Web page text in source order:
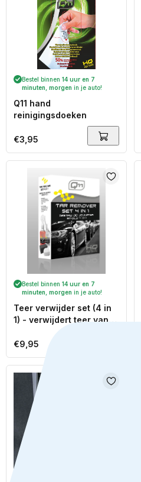
Bestel binnen 14 uur en 7
minuten morgen in je auto!
Q11 hand
reinigingsdoeken
Normale
prijs
€3,95
Bestel binnen 14 uur en 7
minuten morgen in je auto!
Teer verwijder set (4 in
1) - verwijdert teer van
camper
Normale
prijs
€9,95